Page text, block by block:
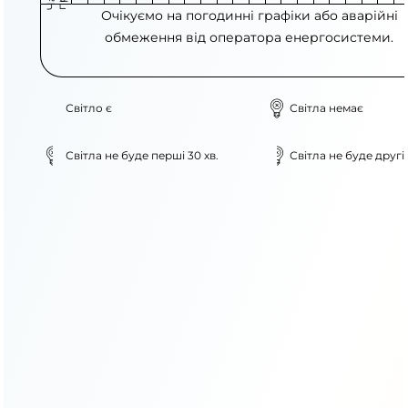
Очікуємо на погодинні графіки або аварійні
обмеження від оператора енергосистеми.
Світло є Світла немає
Світла не буде перші 30 хв. Світла не буде другі